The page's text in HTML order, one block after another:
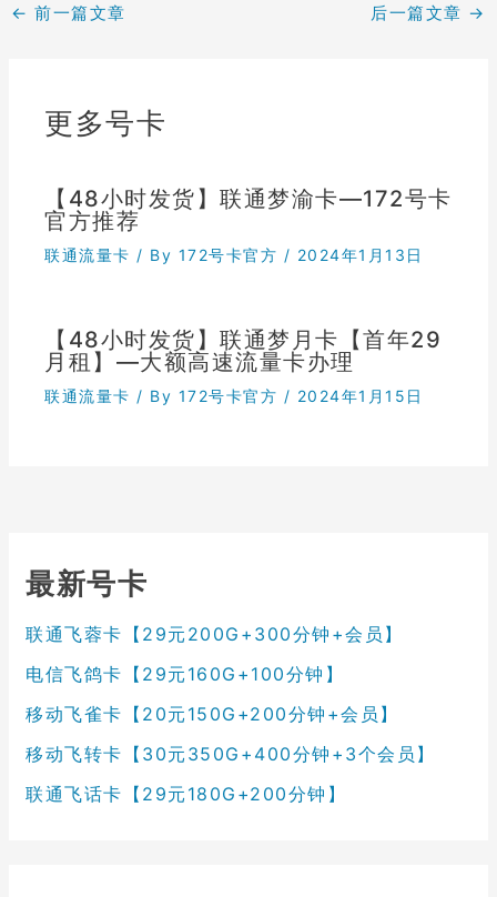
← 前一篇文章 后一篇文章 →
更多号卡
【48小时发货】联通梦渝卡—172号卡
官方推荐
联通流量卡 / By 172号卡官方 / 2024年1月13日
【48小时发货】联通梦月卡【首年29
月租】—大额高速流量卡办理
联通流量卡 / By 172号卡官方 / 2024年1月15日
最新号卡
联通飞蓉卡【29元200G+300分钟+会员】
电信飞鸽卡【29元160G+100分钟】
移动飞雀卡【20元150G+200分钟+会员】
移动飞转卡【30元350G+400分钟+3个会员】
联通飞话卡【29元180G+200分钟】